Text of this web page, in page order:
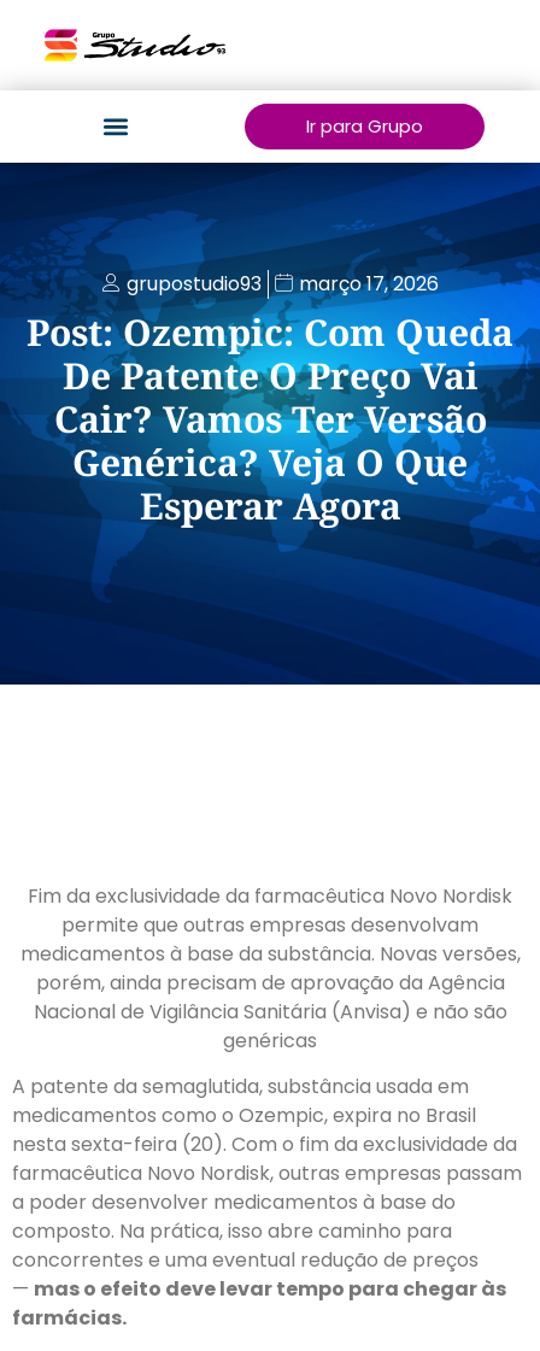
Ir para Grupo
grupostudio93 março 17, 2026
Post: Ozempic: Com Queda
De Patente O Preço Vai
Cair? Vamos Ter Versão
Genérica? Veja O Que
Esperar Agora
Fim da exclusividade da farmacêutica Novo Nordisk
permite que outras empresas desenvolvam
medicamentos à base da substância. Novas versões,
porém, ainda precisam de aprovação da Agência
Nacional de Vigilância Sanitária (Anvisa) e não são
genéricas
A patente da semaglutida, substância usada em
medicamentos como o Ozempic, expira no Brasil
nesta sexta-feira (20). Com o fim da exclusividade da
farmacêutica Novo Nordisk, outras empresas passam
a poder desenvolver medicamentos à base do
composto. Na prática, isso abre caminho para
concorrentes e uma eventual redução de preços
— mas o efeito deve levar tempo para chegar às
farmácias.